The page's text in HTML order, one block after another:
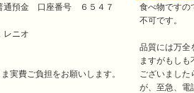
預金 口座番号 ６５４７
ニオ
実費ご負担をお願いします。
食べ物ですの
不可です。
品質には万全
ますがもしも
ございました
が、至急、電